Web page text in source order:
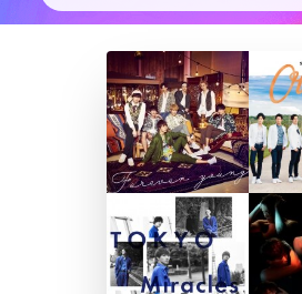
初回30日間無料お試し